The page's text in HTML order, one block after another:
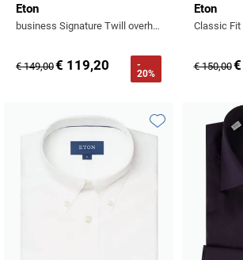
Eton
business Signature Twill overhemd super slim fit wit effen
€ 149,00€ 119,20
-
20%
Eton
€ 150,00
Toevoegen aan